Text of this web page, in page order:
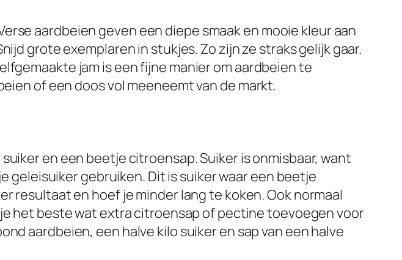
aardbeien geven een diepe smaak en mooie kleur aan
grote exemplaren in stukjes. Zo zijn ze straks gelijk gaar.
jam is een fijne manier om aardbeien te
of een doos vol meeneemt van de markt.
en een beetje citroensap. Suiker is onmisbaar, want
geleisuiker gebruiken. Dit is suiker waar een beetje
resultaat en hoef je minder lang te koken. Ook normaal
het beste wat extra citroensap of pectine toevoegen voor
aardbeien, een halve kilo suiker en sap van een halve